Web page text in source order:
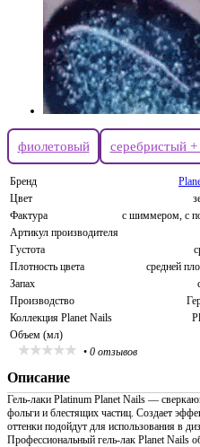
фиолетовый серебристый
Бренд
Цвет
Фактура
с шиммером, с
Артикул производителя
Густота
Плотность цвета
средней
Запах
Производство
Коллекция Planet Nails
Объем (мл)
• 0 отзывов
Описание
Гель-лаки Platinum Planet Nails —
фольги и блестящих частиц. Создает
оттенки подойдут для использования в
Профессиональный гель-лак Planet Nails